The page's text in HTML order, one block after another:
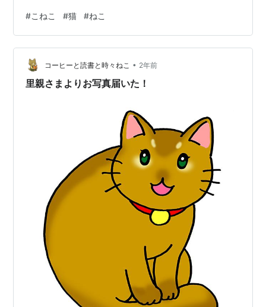
#こねこ #猫 #ねこ
コーヒーと読書と時々ねこ • 2年前
里親さまよりお写真届いた！